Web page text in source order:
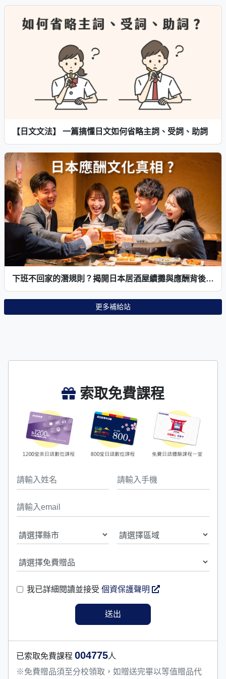
【日文文法】 一篇搞懂日文如何省略主詞、受詞、助詞
下班不回家的潛規則？揭開日本居酒屋續攤與應酬背後的真相！
更多補給站
索取免費課程
我已詳細閱讀並接受 個資保護聲明
已索取免費課程 004775人
※免費贈品須至分校領取，如贈送完畢以等值贈品代